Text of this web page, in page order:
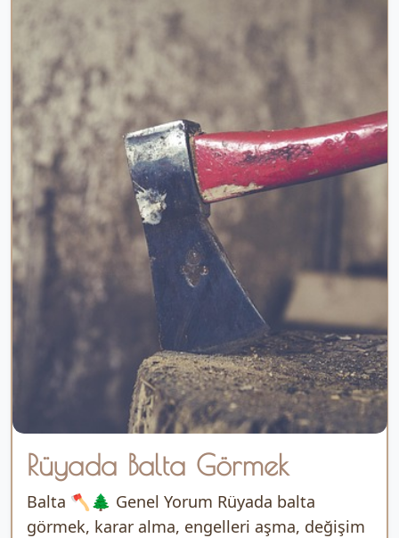
Rüyada Balta Görmek
Balta 🪓🌲 Genel Yorum Rüyada balta
görmek, karar alma, engelleri aşma, değişim